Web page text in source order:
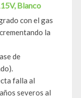
Blanco
con el gas
la
de
falla al
severos al